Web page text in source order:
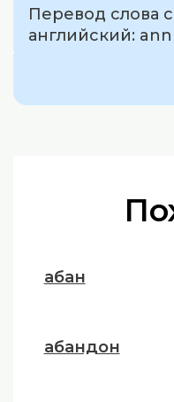
Перевод слова
английский:
абан
абандон